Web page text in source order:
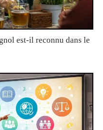
est-il reconnu dans le